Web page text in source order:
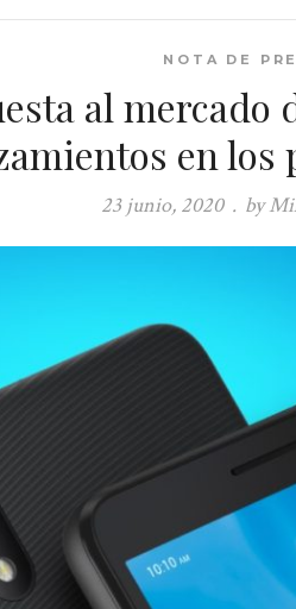
NOTA DE
al mercado
en los
23 junio, 2020 . by